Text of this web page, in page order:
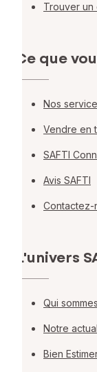
Trouver un
Ce que
Nos
Vendre en
SAFTI
Avis SAFTI
Contactez-
L'univers
Qui
Notre
Bien